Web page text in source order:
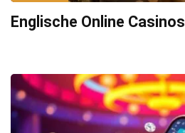
Englische Online Casinos